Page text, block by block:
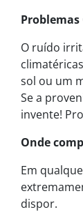
Problemas
O ruído
sol ou um
Se a
invente!
Onde
Em
dispor.